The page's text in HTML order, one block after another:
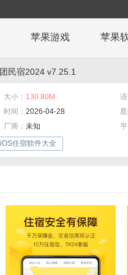
苹果游戏 苹果
民宿2024 v7.25.1
大小： 130.80M 语
时间： 2026-04-28
星
厂商： 未知 平
iOS住宿软件大全